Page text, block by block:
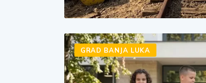
GRAD BANJA LUKA